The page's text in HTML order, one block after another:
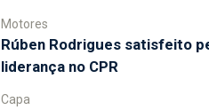
Motores
Rúben Rodrigues satisfeito
liderança no CPR
Capa